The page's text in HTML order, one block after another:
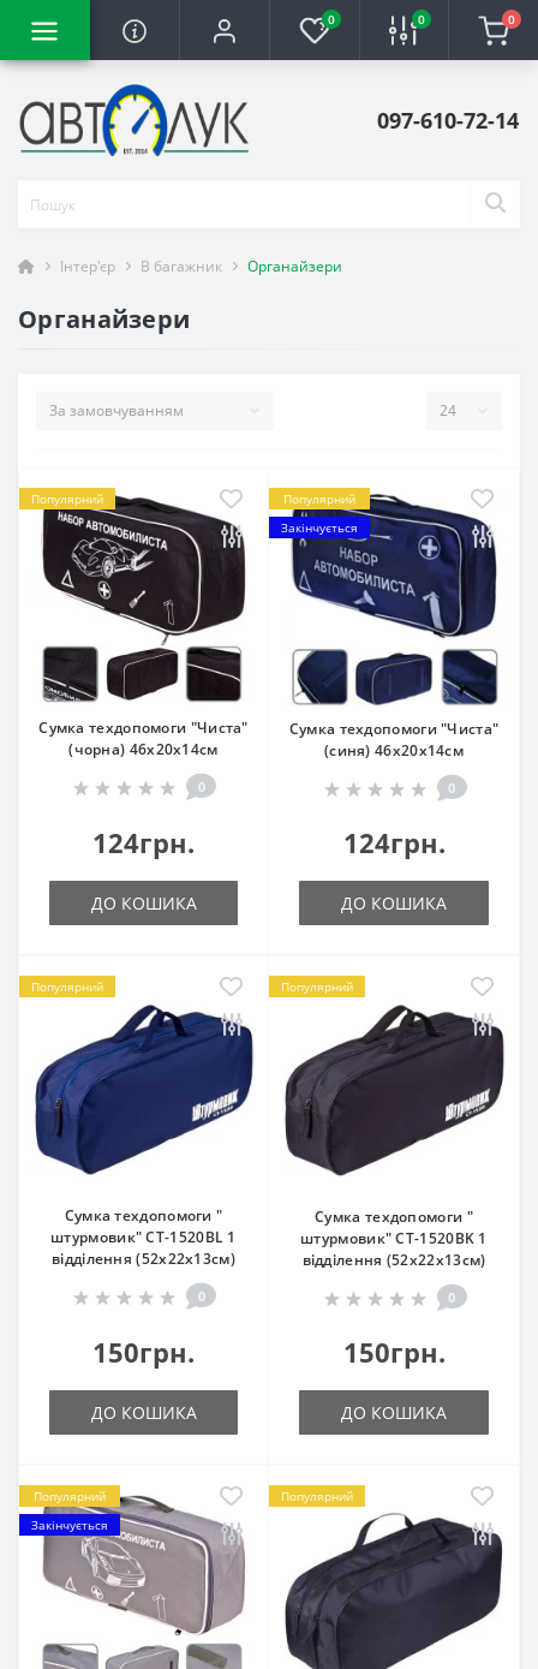
0 0 0
097-610-72-14
Інтер'єр В багажник Органайзери
Органайзери
Популярний
Сумка техдопомоги "Чиста"
(чорна) 46х20х14см
0
124грн.
ДО КОШИКА
Популярний
Закінчується
Сумка техдопомоги "Чиста"
(синя) 46х20х14см
0
124грн.
ДО КОШИКА
Популярний
Сумка техдопомоги "
штурмовик" СТ-1520BL 1
відділення (52х22х13см)
0
150грн.
ДО КОШИКА
Популярний
Сумка техдопомоги "
штурмовик" СТ-1520BK 1
відділення (52х22х13см)
0
150грн.
ДО КОШИКА
Популярний
Закінчується
Популярний